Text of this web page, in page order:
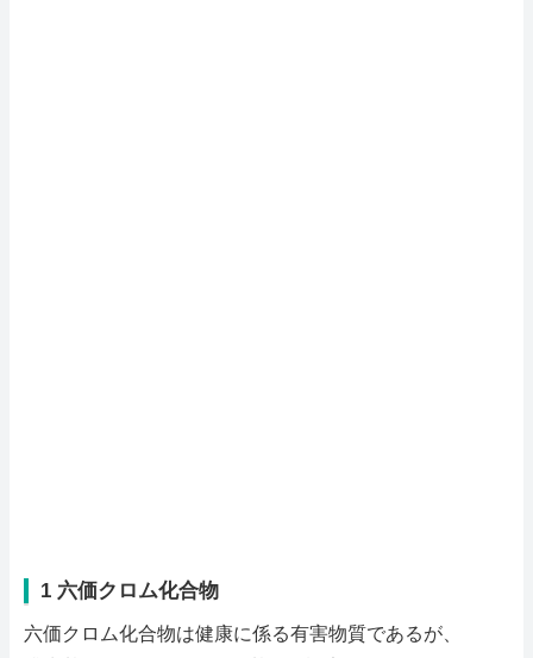
1 六価クロム化合物
六価クロム化合物は健康に係る有害物質であるが、